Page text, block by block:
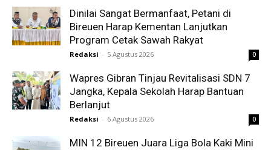
Dinilai Sangat Bermanfaat, Petani di
Bireuen Harap Kementan Lanjutkan
Program Cetak Sawah Rakyat
Redaksi - 5 Agustus 2026 0
Wapres Gibran Tinjau Revitalisasi SDN 7
Jangka, Kepala Sekolah Harap Bantuan
Berlanjut
Redaksi - 6 Agustus 2026 0
MIN 12 Bireuen Juara Liga Bola Kaki Mini